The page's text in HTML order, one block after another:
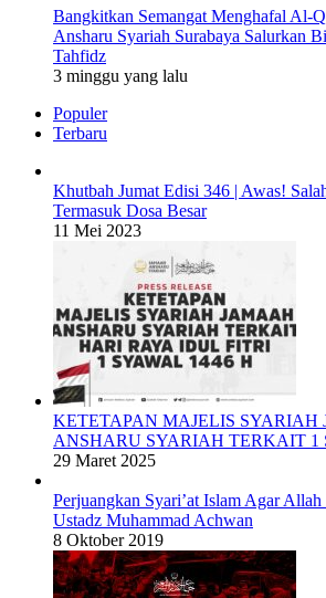
Bangkitkan Semangat Menghafal Al-
Ansharu Syariah Surabaya Salurkan
Tahfidz
3 minggu yang lalu
Populer
Terbaru
Khutbah Jumat Edisi 346 | Awas!
Termasuk Dosa Besar
11 Mei 2023
KETETAPAN MAJELIS SYARIAH
ANSHARU SYARIAH TERKAIT 1
29 Maret 2025
Perjuangkan Syari’at Islam Agar
Ustadz Muhammad Achwan
8 Oktober 2019